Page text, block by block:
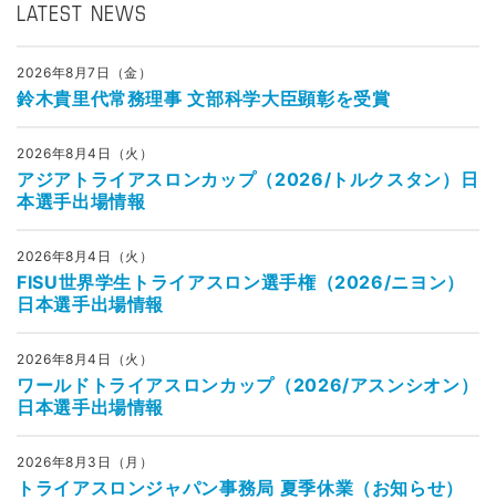
LATEST NEWS
2026年8月7日（金）
鈴木貴里代常務理事 文部科学大臣顕彰を受賞
2026年8月4日（火）
アジアトライアスロンカップ（2026/トルクスタン）日
本選手出場情報
2026年8月4日（火）
FISU世界学生トライアスロン選手権（2026/ニヨン）
日本選手出場情報
2026年8月4日（火）
ワールドトライアスロンカップ（2026/アスンシオン）
日本選手出場情報
2026年8月3日（月）
トライアスロンジャパン事務局 夏季休業（お知らせ）